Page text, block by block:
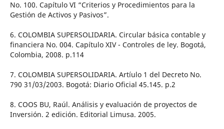
No. 100. Capítulo VI “Criterios y Procedimientos para la
Gestión de Activos y Pasivos”.
6. COLOMBIA SUPERSOLIDARIA. Circular básica contable y
financiera No. 004. Capítulo XIV - Controles de ley. Bogotá,
Colombia, 2008. p.114
7. COLOMBIA SUPERSOLIDARIA. Artíulo 1 del Decreto No.
790 31/03/2003. Bogotá: Diario Oficial 45.145. p.2
8. COOS BU, Raúl. Análisis y evaluación de proyectos de
Inversión. 2 edición. Editorial Limusa. 2005.